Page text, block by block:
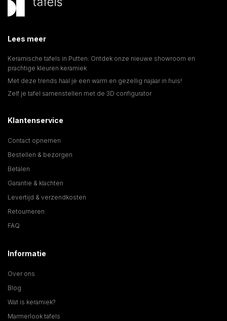
Lees meer
Keramische tafels in Putten: Ontdek onze nieuwe showroom en
prachtige kleuren keramiek
Met deze trends haal je een warm en gezellig najaar in huis!
Zelf je tafel samenstellen met de 3D configurator
Klantenservice
Contact opnemen
Bestellen & bezorgen
Betalen
Garantie & klachten
Levertijd & verzendkosten
Retourneren
FAQ
Informatie
Over ons
Blog
Wat is keramiek?
Marmerlook tafels